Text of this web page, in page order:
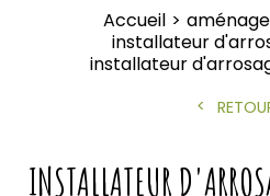
Accueil
installateur
installateur
INSTALLATEUR